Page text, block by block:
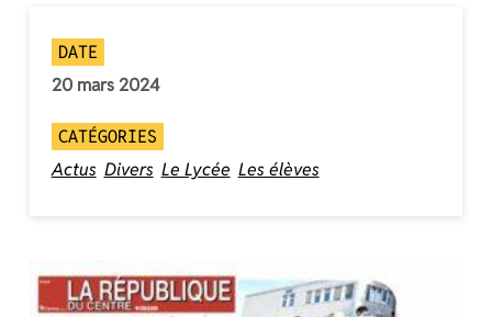
DATE
20 mars 2024
CATÉGORIES
Actus Divers Le Lycée Les élèves